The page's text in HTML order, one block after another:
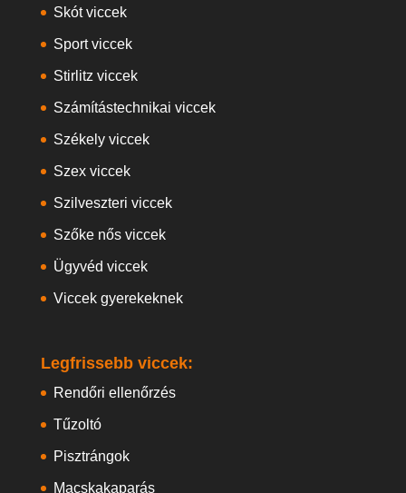
Skót viccek
Sport viccek
Stirlitz viccek
Számítástechnikai viccek
Székely viccek
Szex viccek
Szilveszteri viccek
Szőke nős viccek
Ügyvéd viccek
Viccek gyerekeknek
Legfrissebb viccek:
Rendőri ellenőrzés
Tűzoltó
Pisztrángok
Macskakaparás